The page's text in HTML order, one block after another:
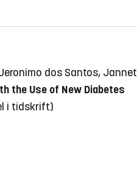
dos Santos, Jannet
the Use of New Diabetes
i tidskrift)